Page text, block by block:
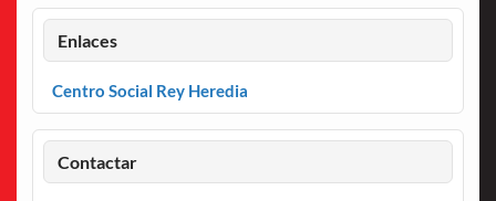
Enlaces
Centro Social Rey Heredia
Contactar